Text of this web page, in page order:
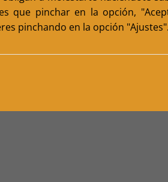
que pinchar en la opción,
pinchando en la opción "Ajustes".